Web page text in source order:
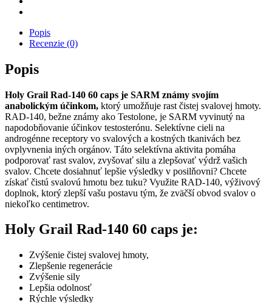
Popis
Recenzie (0)
Popis
Holy Grail Rad-140 60 caps je SARM známy svojím
anabolickým účinkom, ktorý umožňuje rast čistej svalovej hmoty.
RAD-140, bežne známy ako Testolone, je SARM vyvinutý na
napodobňovanie účinkov testosterónu. Selektívne cieli na
androgénne receptory vo svalových a kostných tkanivách bez
ovplyvnenia iných orgánov. Táto selektívna aktivita pomáha
podporovať rast svalov, zvyšovať silu a zlepšovať výdrž vašich
svalov. Chcete dosiahnuť lepšie výsledky v posilňovni? Chcete
získať čistú svalovú hmotu bez tuku? Využite RAD-140, výživový
doplnok, ktorý zlepší vašu postavu tým, že zväčší obvod svalov o
niekoľko centimetrov.
Holy Grail Rad-140 60 caps je:
Zvýšenie čistej svalovej hmoty,
Zlepšenie regenerácie
Zvýšenie sily
Lepšia odolnosť
Rýchle výsledky